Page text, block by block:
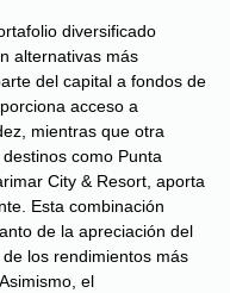
diversificado
alternativas más
del capital a fondos de
acceso a
mientras que otra
como Punta
City & Resort, aporta
Esta combinación
de la apreciación del
los rendimientos más
el